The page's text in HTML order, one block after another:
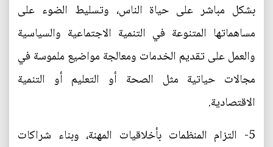
بشكل مباشر على حياة الناس، وتسليط الضوء على
مساهماتها المتنوعة في التنمية الاجتماعية والسياسية
والعمل على تقديم الخدمات ومعالجة مواضيع ملموسة في
مجالات حياتية مثل الصحة أو التعليم أو التنمية
الاقتصادية.
5- التزام المنظمات بأخلاقيات المهنة، وبناء شراكات